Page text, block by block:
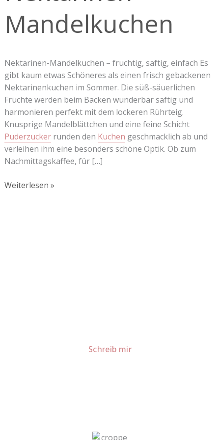
Mandelkuchen
Nektarinen-Mandelkuchen – fruchtig, saftig, einfach Es
gibt kaum etwas Schöneres als einen frisch gebackenen
Nektarinenkuchen im Sommer. Die süß-säuerlichen
Früchte werden beim Backen wunderbar saftig und
harmonieren perfekt mit dem lockeren Rührteig.
Knusprige Mandelblättchen und eine feine Schicht
Puderzuckerrunden den Kuchen geschmacklich ab und
verleihen ihm eine besonders schöne Optik. Ob zum
Nachmittagskaffee, für […]
Weiterlesen »
Schreib mir